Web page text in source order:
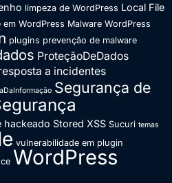
limpeza de WordPress Local File
em WordPress Malware WordPress
plugins prevenção de malware
ProteçãoDeDados
a incidentes
Segurança de
hackeado Stored XSS Sucuri temas
vulnerabilidade em plugin
WordPress